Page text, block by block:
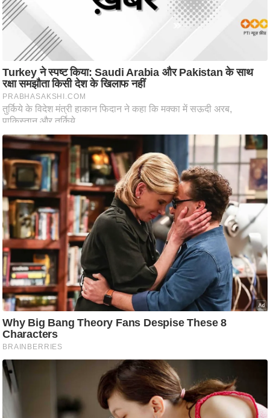
रा
ति
वि
श्ले
ष
ण
स
म
सा
म
यि
क
मा
भू
मि
स्तं
भ
ए
.
आ